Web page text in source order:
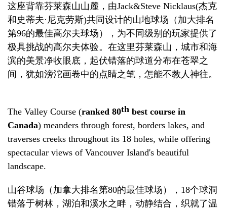
这座背靠芬莱森山山麓，由Jack&Steve Nicklaus(杰克
和史蒂夫· 尼克劳斯)共同设计的山地球场（加大排名
第96的最佳高尔夫球场），为不同级别的玩家提供了
极具挑战的高尔夫体验。在这里芬莱森山 ，城市和海
滨的美景净收眼底，起伏错落的球道分布在苍翠之
间，犹如滂沱画卷中的点睛之笔，怎能不教人神往。
The Valley Course (ranked 80th best course in
Canada) meanders through forest, borders lakes, and
traverses creeks throughout its 18 holes, while offering
spectacular views of Vancouver Island's beautiful
landscape.
山谷球场（加拿大排名第80的最佳球场）， 18个球洞
错落于树林，湖泊和溪水之畔，动静结合，织就了温